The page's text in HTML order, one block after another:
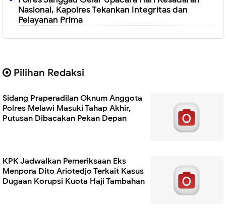
Nasional, Kapolres Tekankan Integritas dan
Pelayanan Prima
Pilihan Redaksi
Sidang Praperadilan Oknum Anggota
Polres Melawi Masuki Tahap Akhir,
Putusan Dibacakan Pekan Depan
KPK Jadwalkan Pemeriksaan Eks
Menpora Dito Ariotedjo Terkait Kasus
Dugaan Korupsi Kuota Haji Tambahan